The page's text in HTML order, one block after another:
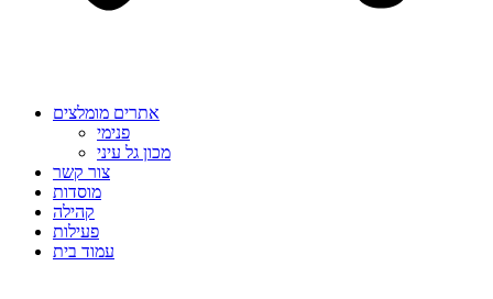
אתרים מומלצים
פנימי
מכון גל עיני
צור קשר
מוסדות
קהילה
פעילות
עמוד בית